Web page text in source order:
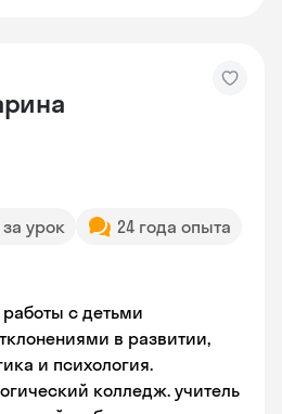
за урок
24 года опыта
работы с детьми
в развитии,
и психология.
колледж. учитель